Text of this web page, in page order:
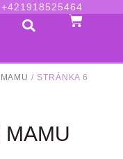
+421918525464
/ STRÁNKA 6
MAMU